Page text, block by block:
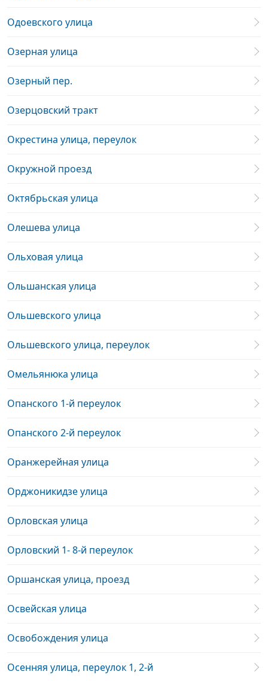
Одоевского улица
Озерная улица
Озерный пер.
Озерцовский тракт
Окрестина улица, переулок
Окружной проезд
Октябрьская улица
Олешева улица
Ольховая улица
Ольшанская улица
Ольшевского улица
Ольшевского улица, переулок
Омельянюка улица
Опанского 1-й переулок
Опанского 2-й переулок
Оранжерейная улица
Орджоникидзе улица
Орловская улица
Орловский 1- 8-й переулок
Оршанская улица, проезд
Освейская улица
Освобождения улица
Осенняя улица, переулок 1, 2-й